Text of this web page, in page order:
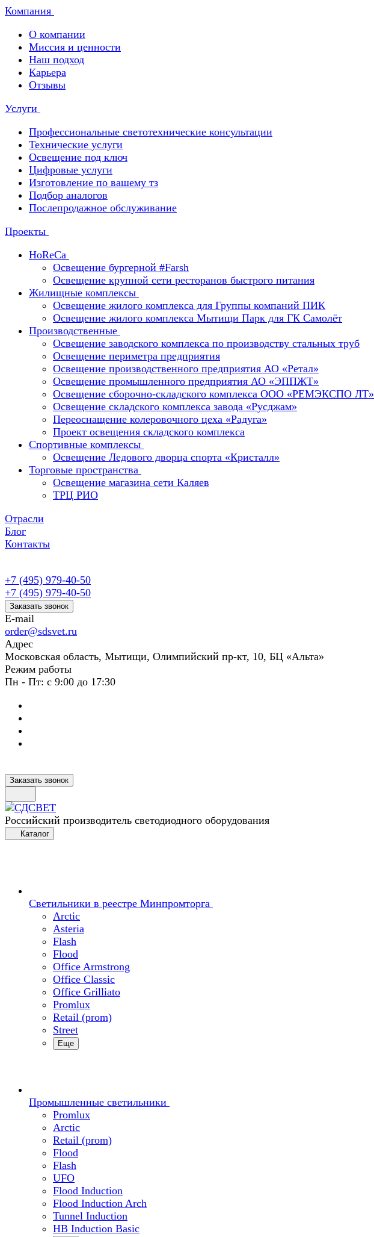
Компания
О компании
Миссия и ценности
Наш подход
Карьера
Отзывы
Услуги
Профессиональные светотехнические консультации
Технические услуги
Освещение под ключ
Цифровые услуги
Изготовление по вашему тз
Подбор аналогов
Послепродажное обслуживание
Проекты
HoReCa
Освещение бургерной #Farsh
Освещение крупной сети ресторанов быстрого питания
Жилищные комплексы
Освещение жилого комплекса для Группы компаний ПИК
Освещение жилого комплекса Мытищи Парк для ГК Самолёт
Производственные
Освещение заводского комплекса по производству стальных труб
Освещение периметра предприятия
Освещение производственного предприятия АО «Ретал»
Освещение промышленного предприятия АО «ЭППЖТ»
Освещение сборочно-складского комплекса ООО «РЕМЭКСПО ЛТ»
Освещение складского комплекса завода «Русджам»
Переоснащение колеровочного цеха «Радуга»
Проект освещения складского комплекса
Спортивные комплексы
Освещение Ледового дворца спорта «Кристалл»
Торговые пространства
Освещение магазина сети Каляев
ТРЦ РИО
Отрасли
Блог
Контакты
+7 (495) 979-40-50
+7 (495) 979-40-50
Заказать звонок
E-mail
order@sdsvet.ru
Адрес
Московская область, Мытищи, Олимпийский пр-кт, 10, БЦ «Альта»
Режим работы
Пн - Пт: с 9:00 до 17:30
Заказать звонок
Российский производитель светодиодного оборудования
Каталог
Светильники в реестре Минпромторга
Arctic
Asteria
Flash
Flood
Office Armstrong
Office Classic
Office Grilliato
Promlux
Retail (prom)
Street
Еще
Промышленные светильники
Promlux
Arctic
Retail (prom)
Flood
Flash
UFO
Flood Induction
Flood Induction Arch
Tunnel Induction
HB Induction Basic